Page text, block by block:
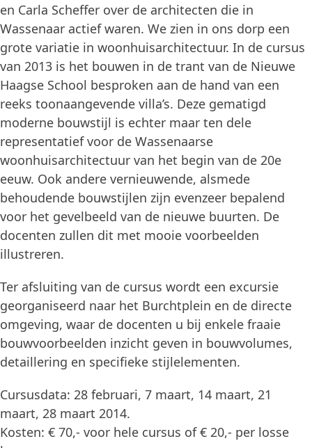
en Carla Scheffer over de architecten die in
Wassenaar actief waren. We zien in ons dorp een
grote variatie in woonhuisarchitectuur. In de cursus
van 2013 is het bouwen in de trant van de Nieuwe
Haagse School besproken aan de hand van een
reeks toonaangevende villa’s. Deze gematigd
moderne bouwstijl is echter maar ten dele
representatief voor de Wassenaarse
woonhuisarchitectuur van het begin van de 20e
eeuw. Ook andere vernieuwende, alsmede
behoudende bouwstijlen zijn evenzeer bepalend
voor het gevelbeeld van de nieuwe buurten. De
docenten zullen dit met mooie voorbeelden
illustreren.
Ter afsluiting van de cursus wordt een excursie
georganiseerd naar het Burchtplein en de directe
omgeving, waar de docenten u bij enkele fraaie
bouwvoorbeelden inzicht geven in bouwvolumes,
detaillering en specifieke stijlelementen.
Cursusdata: 28 februari, 7 maart, 14 maart, 21
maart, 28 maart 2014.
Kosten: € 70,- voor hele cursus of € 20,- per losse